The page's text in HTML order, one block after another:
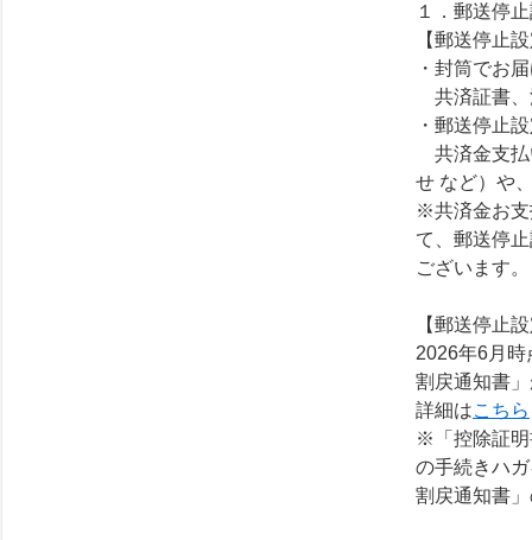
１．郵送停
【郵送停止
・封筒でお
共済証書、
・郵送停止
共済金支払
せ など）や
※共済金お支
て、郵送停
ございます。
【郵送停止
2026年6月
割戻通知書
詳細はこちら
※「控除証明
の手続きハ
割戻通知書